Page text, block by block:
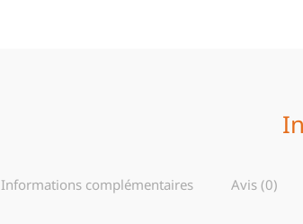
Informations complémentaires Avis (0)